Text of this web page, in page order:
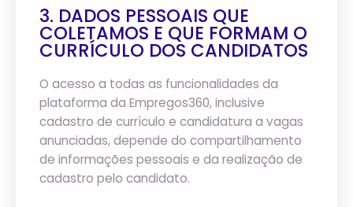
3. DADOS PESSOAIS QUE
COLETAMOS E QUE FORMAM O
CURRÍCULO DOS CANDIDATOS
O acesso a todas as funcionalidades da
plataforma da Empregos360, inclusive
cadastro de currículo e candidatura a vagas
anunciadas, depende do compartilhamento
de informações pessoais e da realização de
cadastro pelo candidato.